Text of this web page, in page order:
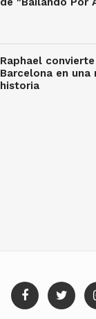
Raphael
Barcelona en una
historia